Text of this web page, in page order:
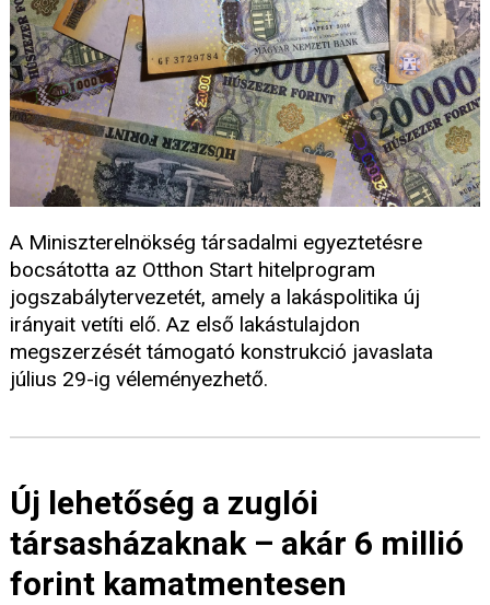
A Miniszterelnökség társadalmi egyeztetésre
bocsátotta az Otthon Start hitelprogram
jogszabálytervezetét, amely a lakáspolitika új
irányait vetíti elő. Az első lakástulajdon
megszerzését támogató konstrukció javaslata
július 29-ig véleményezhető.
Új lehetőség a zuglói
társasházaknak – akár 6 millió
forint kamatmentesen